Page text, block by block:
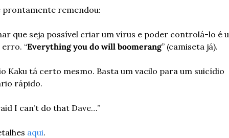
prontamente remendou:
que seja possível criar um vírus e poder controlá-lo é
“Everything you do will boomerang” (camiseta já).
Kaku tá certo mesmo. Basta um vacilo para um suicídio
rápido.
I can’t do that Dave…”
aqui.